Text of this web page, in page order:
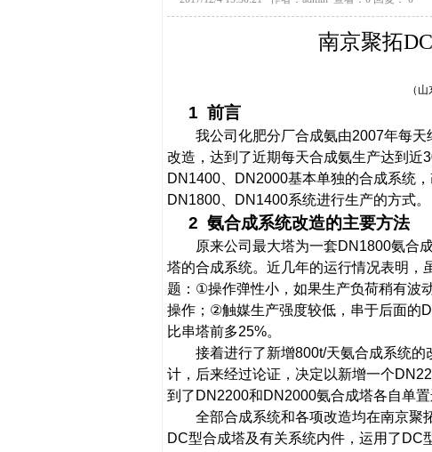
南京聚拓DC
（
1 前言
我公司化肥分厂合成氨由2007年每天
改造，达到了近期每天合成氨生产达到近
DN1400
DN2000基本单独的合成系统
DN1800
DN1400系统进行生产的方式。
2 氨合成系统改造的主要方法
原来公司最大塔为一套DN1800氨合
塔的合成系统。近几年的运行情况表明，
题： ①操作弹性小，如果生产负荷稍有波
操作； ②触媒生产强度较低，串于后面的
比串塔前多25%。
接着进行了新增800t/天氨合成系统的
计，后来经过论证，决定以新增一个
到了 DN2200和DN2000氨合成塔各自单置
全部合成系统和各项改造均在南京聚
DC型合成塔及有关系统内件，运用了 DC